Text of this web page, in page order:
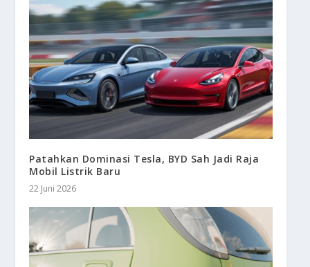
Patahkan Dominasi Tesla, BYD Sah Jadi Raja
Mobil Listrik Baru
22 Juni 2026